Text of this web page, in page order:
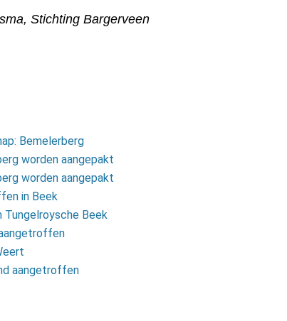
Stichting Bargerveen
Bemelerberg
worden aangepakt
worden aangepakt
in Beek
Tungelroysche Beek
aangetroffen